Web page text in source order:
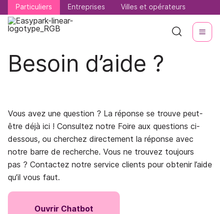
Particuliers Entreprises Villes et opérateurs
Particuliers Entreprises Villes et opérateurs
Besoin d’aide ?
Vous avez une question ? La réponse se trouve peut-
être déjà ici ! Consultez notre Foire aux questions ci-
dessous, ou cherchez directement la réponse avec
notre barre de recherche. Vous ne trouvez toujours
pas ? Contactez notre service clients pour obtenir l’aide
qu’il vous faut.
Ouvrir Chatbot